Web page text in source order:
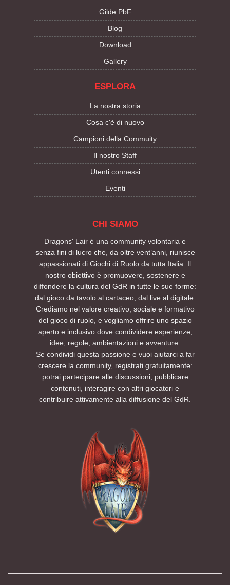
Gilde PbF
Blog
Download
Gallery
ESPLORA
La nostra storia
Cosa c'è di nuovo
Campioni della Commuity
Il nostro Staff
Utenti connessi
Eventi
CHI SIAMO
Dragons' Lair è una community volontaria e
senza fini di lucro che, da oltre vent’anni, riunisce
appassionati di Giochi di Ruolo da tutta Italia. Il
nostro obiettivo è promuovere, sostenere e
diffondere la cultura del GdR in tutte le sue forme:
dal gioco da tavolo al cartaceo, dal live al digitale.
Crediamo nel valore creativo, sociale e formativo
del gioco di ruolo, e vogliamo offrire uno spazio
aperto e inclusivo dove condividere esperienze,
idee, regole, ambientazioni e avventure.
Se condividi questa passione e vuoi aiutarci a far
crescere la community, registrati gratuitamente:
potrai partecipare alle discussioni, pubblicare
contenuti, interagire con altri giocatori e
contribuire attivamente alla diffusione del GdR.